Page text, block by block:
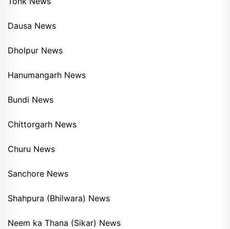
Dausa News
Dholpur News
Hanumangarh News
Bundi News
Chittorgarh News
Churu News
Sanchore News
Shahpura (Bhilwara) News
Neem ka Thana (Sikar) News